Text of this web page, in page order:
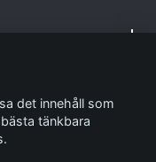
det innehåll som
tänkbara